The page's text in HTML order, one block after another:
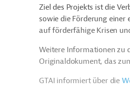
Ziel des Projekts ist die
sowie die Förderung
auf förderfähige Krisen
Weitere Informationen zu
Originaldokument, das
GTAI informiert über die W